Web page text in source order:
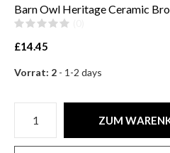
Barn Owl Heritage Ceramic
£14.45
Vorrat: 2 - 1-2 days
ZUM